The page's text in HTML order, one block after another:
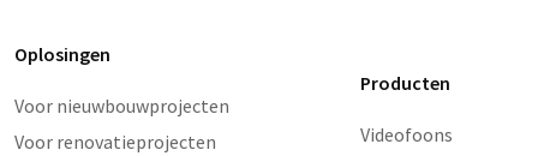
Oplosingen
Voor nieuwbouwprojecten
Voor renovatieprojecten
Producten
Videofoons